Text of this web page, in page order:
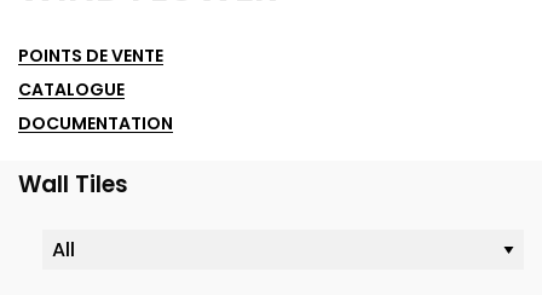
POINTS DE VENTE
CATALOGUE
DOCUMENTATION
Wall Tiles